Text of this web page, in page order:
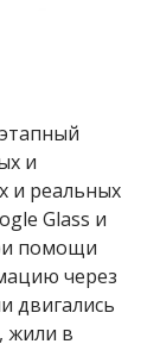
и
и реальных
Glass и
помощи
через
двигались
жили в